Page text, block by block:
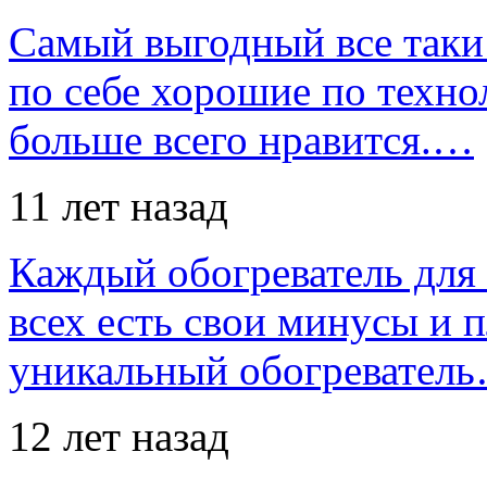
Самый выгодный все таки
по себе хорошие по
больше всего нравится.…
11 лет назад
Каждый обогреватель
всех есть свои минусы и
уникальный
12 лет назад